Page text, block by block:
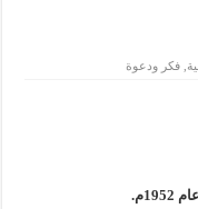
,فكر ودعوة